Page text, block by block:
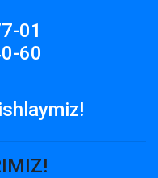
01
60